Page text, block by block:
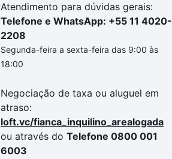
Atendimento para dúvidas gerais:
Telefone e WhatsApp: +55 11 4020-
2208
Segunda-feira a sexta-feira das 9:00 às
18:00
Negociação de taxa ou aluguel em
atraso:
loft.vc/fianca_inquilino_arealogada
ou através do Telefone 0800 001
6003